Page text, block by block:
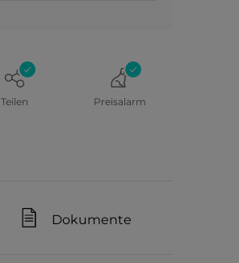
Teilen Preisalarm
Dokumente